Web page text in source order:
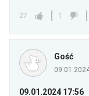
27 1
Gość
09.01.2024 17:56